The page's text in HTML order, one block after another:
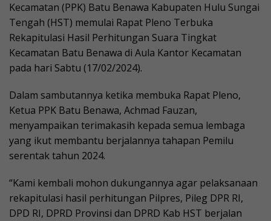
Kecamatan (PPK) Batu Benawa Kabupaten Hulu Sungai
Tengah (HST) memulai Rapat Pleno Terbuka
Rekapitulasi Hasil Perhitungan Suara Tingkat
Kecamatan Batu Benawa di Aula Kantor Kecamatan
pada hari Sabtu (17/02/2024).
Dalam sambutannya ketika membuka Rapat Pleno,
Ketua PPK Batu Benawa, Achmad Fauzan,
menyampaikan terimakasih kepada semua lembaga
yang ikut membantu berjalannya tahapan Pemilu
serentak tahun 2024.
“Kami kembali mohon dukungannya agar pelaksanaan
rekapitulasi hasil perhitungan Pilpres, Pileg DPR RI,
DPD RI, DPRD Provinsi dan DPRD Kab HST berjalan